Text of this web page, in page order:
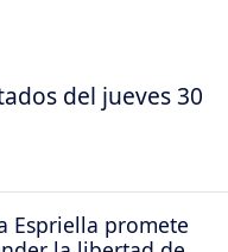
del jueves 30
Espriella promete